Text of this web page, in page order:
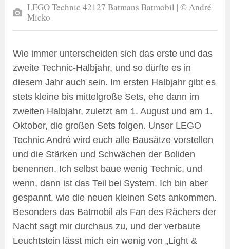
LEGO Technic 42127 Batmans Batmobil | © André
Micko
Wie immer unterscheiden sich das erste und das
zweite Technic-Halbjahr, und so dürfte es in
diesem Jahr auch sein. Im ersten Halbjahr gibt es
stets kleine bis mittelgroße Sets, ehe dann im
zweiten Halbjahr, zuletzt am 1. August und am 1.
Oktober, die großen Sets folgen. Unser LEGO
Technic André wird euch alle Bausätze vorstellen
und die Stärken und Schwächen der Boliden
benennen. Ich selbst baue wenig Technic, und
wenn, dann ist das Teil bei System. Ich bin aber
gespannt, wie die neuen kleinen Sets ankommen.
Besonders das Batmobil als Fan des Rächers der
Nacht sagt mir durchaus zu, und der verbaute
Leuchtstein lässt mich ein wenig von „Light &